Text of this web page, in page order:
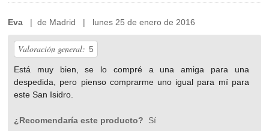
Eva | de Madrid | lunes 25 de enero de 2016
Valoración general: 5
Está muy bien, se lo compré a una amiga para una
despedida, pero pienso comprarme uno igual para mí para
este San Isidro.
¿Recomendaría este producto? Sí